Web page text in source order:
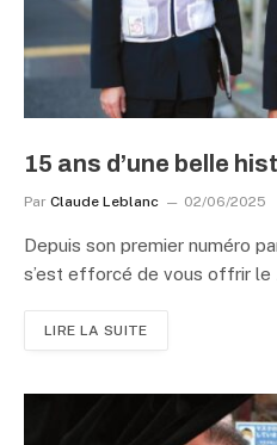
15 ans d’une belle
Par Claude Leblanc 02/06/2025
Depuis son premier numéro
s’est efforcé de vous offrir le
LIRE LA SUITE